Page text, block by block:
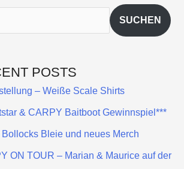
SUCHEN
POSTS
– Weiße Scale Shirts
& CARPY Baitboot Gewinnspiel***
Bleie und neues Merch
ON TOUR – Marian & Maurice auf der